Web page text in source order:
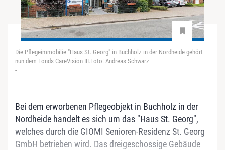
Die Pflegeimmobilie "Haus St. Georg" in Buchholz in der Nordheide gehört
nun dem Fonds CareVision III.Foto: Andreas Schwarz
-
Bei dem erworbenen Pflegeobjekt in Buchholz in der
Nordheide handelt es sich um das "Haus St. Georg",
welches durch die GIOMI Senioren-Residenz St. Georg
GmbH betrieben wird. Das dreigeschossige Gebäude